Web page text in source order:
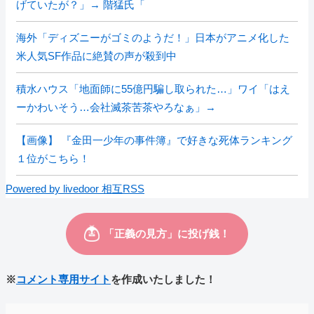
げていたが？」→ 階猛氏「
海外「ディズニーがゴミのようだ！」日本がアニメ化した
米人気SF作品に絶賛の声が殺到中
積水ハウス「地面師に55億円騙し取られた…」ワイ「はえ
ーかわいそう…会社滅茶苦茶やろなぁ」→
【画像】 『金田一少年の事件簿』で好きな死体ランキング
１位がこちら！
Powered by livedoor 相互RSS
※コメント専用サイト を作成いたしました！